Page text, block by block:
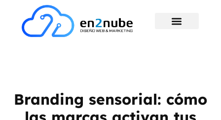
Branding sensorial: cómo